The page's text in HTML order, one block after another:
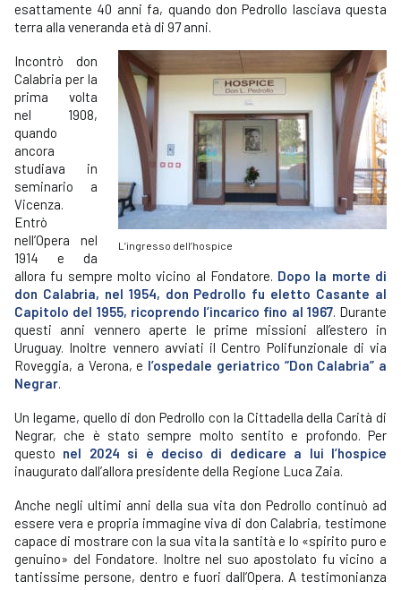
esattamente 40 anni fa, quando don Pedrollo lasciava questa
terra alla veneranda età di 97 anni.
L’ingresso dell’hospice
Incontrò don
Calabria per la
prima volta
nel 1908,
quando
ancora
studiava in
seminario a
Vicenza.
Entrò
nell’Opera nel
1914 e da
allora fu sempre molto vicino al Fondatore. Dopo la morte di
don Calabria, nel 1954, don Pedrollo fu eletto Casante al
Capitolo del 1955, ricoprendo l’incarico fino al 1967. Durante
questi anni vennero aperte le prime missioni all’estero in
Uruguay. Inoltre vennero avviati il Centro Polifunzionale di via
Roveggia, a Verona, e l’ospedale geriatrico “Don Calabria” a
Negrar.
Un legame, quello di don Pedrollo con la Cittadella della Carità di
Negrar, che è stato sempre molto sentito e profondo. Per
questo nel 2024 si è deciso di dedicare a lui l’hospice
inaugurato dall’allora presidente della Regione Luca Zaia.
Anche negli ultimi anni della sua vita don Pedrollo continuò ad
essere vera e propria immagine viva di don Calabria, testimone
capace di mostrare con la sua vita la santità e lo «spirito puro e
genuino» del Fondatore. Inoltre nel suo apostolato fu vicino a
tantissime persone, dentro e fuori dall’Opera. A testimonianza